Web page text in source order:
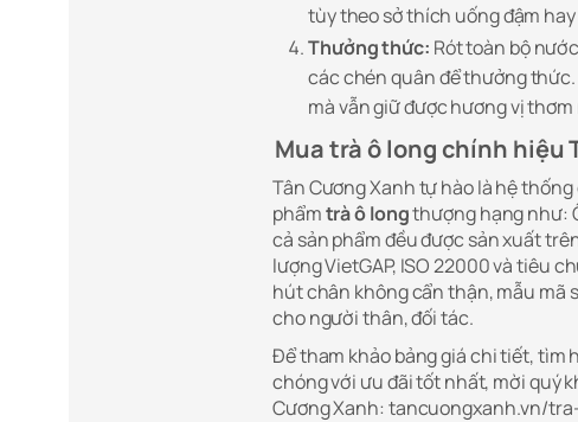
tùy theo sở thích uống đậm
Thưởng thức: Rót toàn bộ
các chén quân để thưởng thức.
mà vẫn giữ được hương vị
Mua trà ô long chính hiệu
Tân Cương Xanh tự hào là hệ
phẩmtrà ô longthượng hạng như:
cả sản phẩm đều được sản xuất
lượng VietGAP, ISO 22000 và tiêu
hút chân không cẩn thận, mẫu mã
cho người thân, đối tác.
Để tham khảo bảng giá chi tiết, tìm
chóng với ưu đãi tốt nhất, mời quý
Cương Xanh: tancuongxanh.vn/